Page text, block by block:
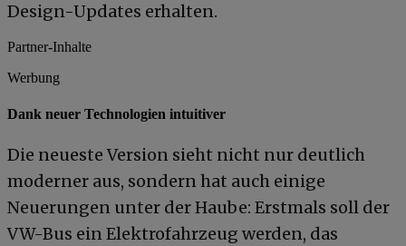
Design-Updates erhalten.
Partner-Inhalte
Werbung
Dank neuer Technologien intuitiver
Die neueste Version sieht nicht nur deutlich
moderner aus, sondern hat auch einige
Neuerungen unter der Haube: Erstmals soll der
VW-Bus ein Elektrofahrzeug werden, das